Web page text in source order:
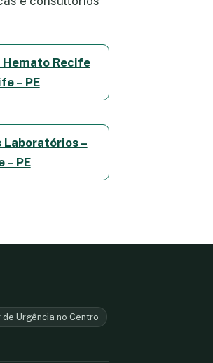
Hemato Recife
– PE
Laboratórios –
– PE
Urgência no Centro